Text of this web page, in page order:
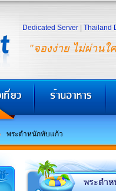
"จองง่าย ไม่ผ่านใ
Dedicated Server
Thailand
พระตำหนักทับแก้ว
พระตำ